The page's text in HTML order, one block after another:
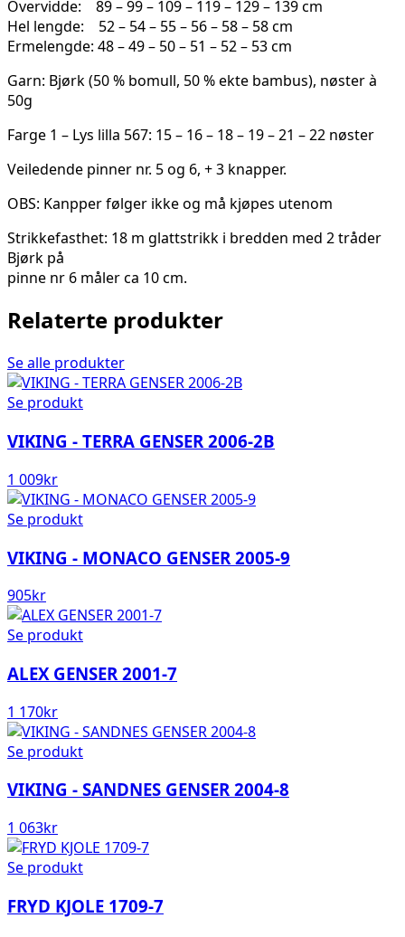
Overvidde: 89 – 99 – 109 – 119 – 129 – 139 cm
Hel lengde: 52 – 54 – 55 – 56 – 58 – 58 cm
Ermelengde: 48 – 49 – 50 – 51 – 52 – 53 cm
Garn: Bjørk (50 % bomull, 50 % ekte bambus), nøster à
50g
Farge 1 – Lys lilla 567: 15 – 16 – 18 – 19 – 21 – 22 nøster
Veiledende pinner nr. 5 og 6, + 3 knapper.
OBS: Kanpper følger ikke og må kjøpes utenom
Strikkefasthet: 18 m glattstrikk i bredden med 2 tråder
Bjørk på
pinne nr 6 måler ca 10 cm.
Relaterte produkter
Se alle produkter
Se produkt
VIKING - TERRA GENSER 2006-2B
1 009kr
Se produkt
VIKING - MONACO GENSER 2005-9
905kr
Se produkt
ALEX GENSER 2001-7
1 170kr
Se produkt
VIKING - SANDNES GENSER 2004-8
1 063kr
Se produkt
FRYD KJOLE 1709-7